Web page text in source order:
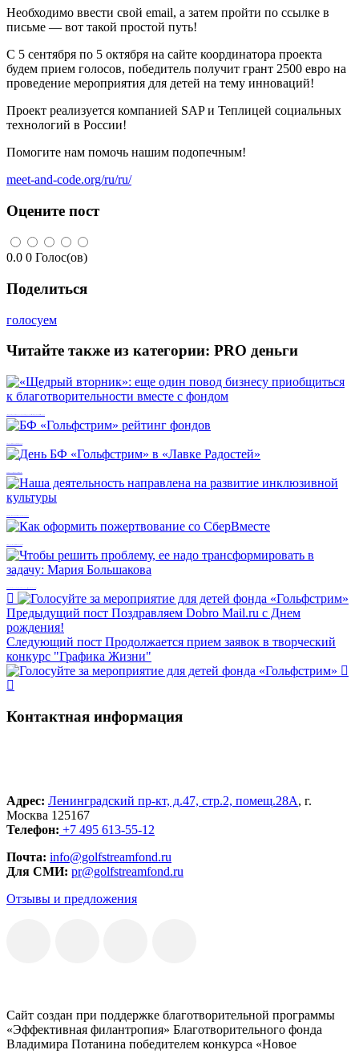
Необходимо ввести свой email, а затем пройти по ссылке в
письме — вот такой простой путь!
С 5 сентября по 5 октября на сайте координатора проекта
будем прием голосов, победитель получит грант 2500 евро на
проведение мероприятия для детей на тему инноваций!
Проект реализуется компанией SAP и Теплицей социальных
технологий в России!
Помогите нам помочь нашим подопечным!
meet-and-code.org/ru/ru/
Оцените пост
0.0 0 Голос(ов)
Поделиться
голосуем
Читайте также из категории: PRO деньги
Предыдущий пост Поздравляем Dobro Mail.ru с Днем
рождения!
Следующий пост Продолжается прием заявок в творческий
конкурс "Графика Жизни"
Контактная информация
Адрес: Ленинградский пр-кт, д.47, стр.2, помещ.28А, г.
Москва 125167
Телефон: +7 495 613-55-12
Почта: info@golfstreamfond.ru
Для СМИ: pr@golfstreamfond.ru
Отзывы и предложения
Сайт создан при поддержке благотворительной программы
«Эффективная филантропия» Благотворительного фонда
Владимира Потанина победителем конкурса «Новое